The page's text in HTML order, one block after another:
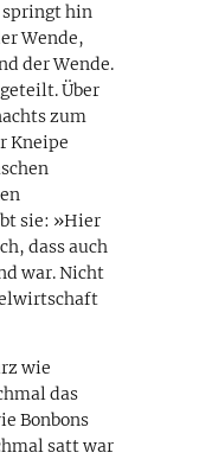
springt hin
Wende,
der Wende.
Über
zum
Kneipe
sie: »Hier
dass auch
war. Nicht
wie
das
Bonbons
satt war